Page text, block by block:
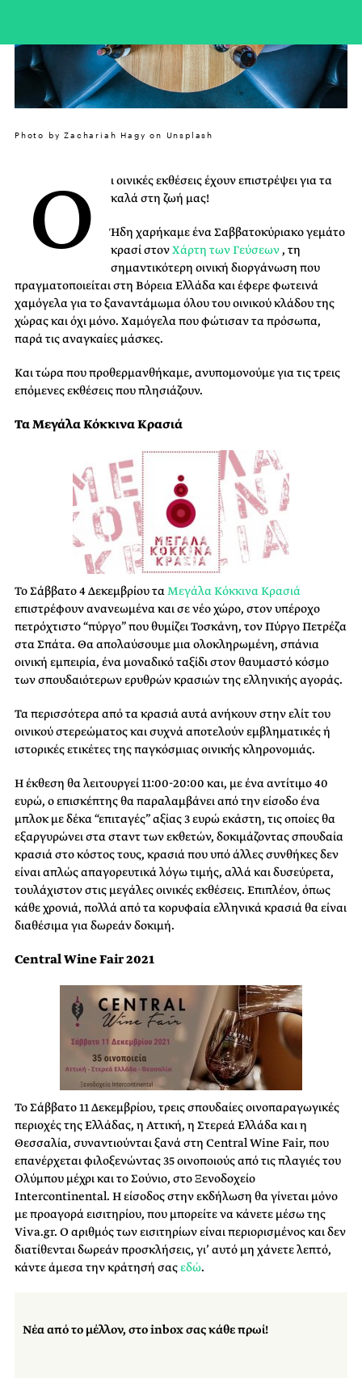
Photo by Zachariah Hagy on Unsplash
Ο
ι οινικές εκθέσεις έχουν επιστρέψει για τα
καλά στη ζωή μας!
Ήδη χαρήκαμε ένα Σαββατοκύριακο γεμάτο
κρασί στονΧάρτη των Γεύσεων, τη
σημαντικότερη οινική διοργάνωση που
πραγματοποιείται στη Βόρεια Ελλάδα και έφερε φωτεινά
χαμόγελα για το ξαναντάμωμα όλου του οινικού κλάδου της
χώρας και όχι μόνο. Χαμόγελα που φώτισαν τα πρόσωπα,
παρά τις αναγκαίες μάσκες.
Και τώρα που προθερμανθήκαμε, ανυπομονούμε για τις τρεις
επόμενες εκθέσεις που πλησιάζουν.
Τα Μεγάλα Κόκκινα Κρασιά
Το Σάββατο 4 Δεκεμβρίου ταΜεγάλα Κόκκινα Κρασιά
επιστρέφουν ανανεωμένα και σε νέο χώρο, στον υπέροχο
πετρόχτιστο “πύργο” που θυμίζει Τοσκάνη, τον Πύργο Πετρέζα
στα Σπάτα. Θα απολαύσουμε μια ολοκληρωμένη, σπάνια
οινική εμπειρία, ένα μοναδικό ταξίδι στον θαυμαστό κόσμο
των σπουδαιότερων ερυθρών κρασιών της ελληνικής αγοράς.
Τα περισσότερα από τα κρασιά αυτά ανήκουν στην ελίτ του
οινικού στερεώματος και συχνά αποτελούν εμβληματικές ή
ιστορικές ετικέτες της παγκόσμιας οινικής κληρονομιάς.
Η έκθεση θα λειτουργεί 11:00-20:00 και, με ένα αντίτιμο 40
ευρώ, ο επισκέπτης θα παραλαμβάνει από την είσοδο ένα
μπλοκ με δέκα “επιταγές” αξίας 3 ευρώ εκάστη, τις οποίες θα
εξαργυρώνει στα σταντ των εκθετών, δοκιμάζοντας σπουδαία
κρασιά στο κόστος τους, κρασιά που υπό άλλες συνθήκες δεν
είναι απλώς απαγορευτικά λόγω τιμής, αλλά και δυσεύρετα,
τουλάχιστον στις μεγάλες οινικές εκθέσεις. Επιπλέον, όπως
κάθε χρονιά, πολλά από τα κορυφαία ελληνικά κρασιά θα είναι
διαθέσιμα για δωρεάν δοκιμή.
Central Wine Fair 2021
Το Σάββατο 11 Δεκεμβρίου, τρεις σπουδαίες οινοπαραγωγικές
περιοχές της Ελλάδας, η Αττική, η Στερεά Ελλάδα και η
Θεσσαλία, συναντιούνται ξανά στη Central Wine Fair, που
επανέρχεται φιλοξενώντας 35 οινοποιούς από τις πλαγιές του
Ολύμπου μέχρι και το Σούνιο, στο Ξενοδοχείο
Intercontinental. Η είσοδος στην εκδήλωση θα γίνεται μόνο
με προαγορά εισιτηρίου, που μπορείτε να κάνετε μέσω της
Viva.gr. O αριθμός των εισιτηρίων είναι περιορισμένος και δεν
διατίθενται δωρεάν προσκλήσεις, γι’ αυτό μη χάνετε λεπτό,
κάντε άμεσα την κράτησή σαςεδώ.
Νέα από το μέλλον, στο inbox σας κάθε πρωί!